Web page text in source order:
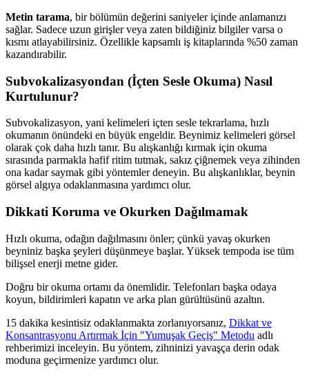
Metin tarama, bir bölümün değerini saniyeler içinde anlamanızı
sağlar. Sadece uzun girişler veya zaten bildiğiniz bilgiler varsa o
kısmı atlayabilirsiniz. Özellikle kapsamlı iş kitaplarında %50 zaman
kazandırabilir.
Subvokalizasyondan (İçten Sesle Okuma) Nasıl
Kurtulunur?
Subvokalizasyon, yani kelimeleri içten sesle tekrarlama, hızlı
okumanın önündeki en büyük engeldir. Beynimiz kelimeleri görsel
olarak çok daha hızlı tanır. Bu alışkanlığı kırmak için okuma
sırasında parmakla hafif ritim tutmak, sakız çiğnemek veya zihinden
ona kadar saymak gibi yöntemler deneyin. Bu alışkanlıklar, beynin
görsel algıya odaklanmasına yardımcı olur.
Dikkati Koruma ve Okurken Dağılmamak
Hızlı okuma, odağın dağılmasını önler; çünkü yavaş okurken
beyniniz başka şeyleri düşünmeye başlar. Yüksek tempoda ise tüm
bilişsel enerji metne gider.
Doğru bir okuma ortamı da önemlidir. Telefonları başka odaya
koyun, bildirimleri kapatın ve arka plan gürültüsünü azaltın.
15 dakika kesintisiz odaklanmakta zorlanıyorsanız, Dikkat ve
Konsantrasyonu Artırmak İçin "Yumuşak Geçiş" Metodu adlı
rehberimizi inceleyin. Bu yöntem, zihninizi yavaşça derin odak
moduna geçirmenize yardımcı olur.